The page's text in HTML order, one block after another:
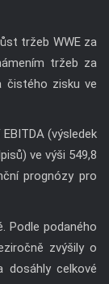
tržeb WWE za
tržeb za
čistého zisku ve
(výsledek
ve výši 549,8
prognózy pro
Podle podaného
zvýšily o
dosáhly celkové